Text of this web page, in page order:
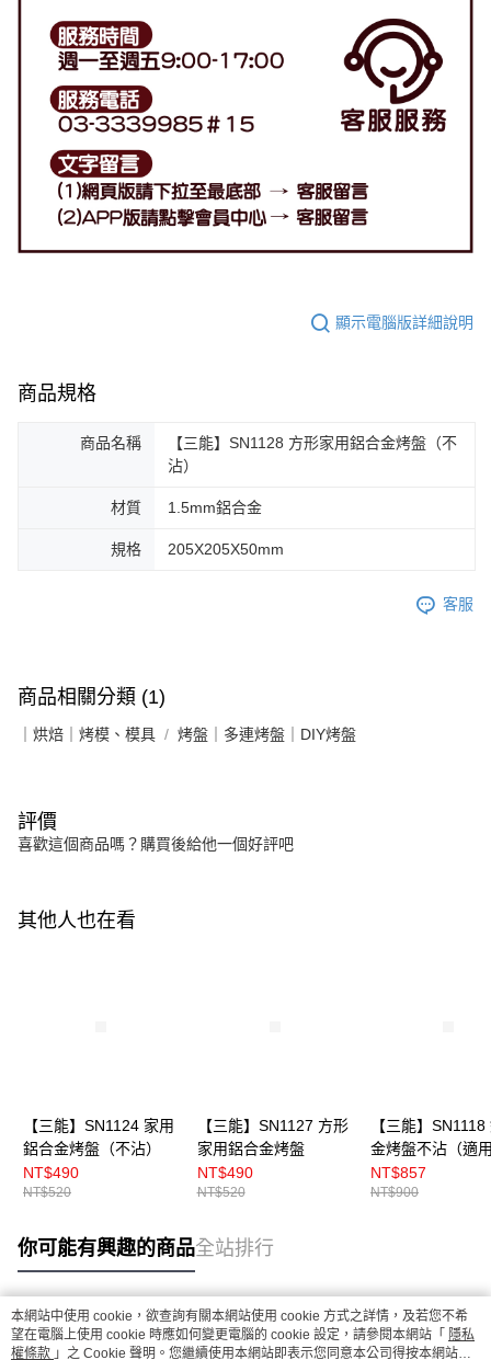
顯示電腦版詳細說明
商品規格
商品名稱
【三能】SN1128 方形家用鋁合金烤盤（不
沾）
材質 1.5mm鋁合金
規格 205X205X50mm
客服
商品相關分類 (1)
｜烘焙｜烤模、模具 烤盤｜多連烤盤｜DIY烤盤
評價
喜歡這個商品嗎？購買後給他一個好評吧
其他人也在看
【三能】SN1124 家用
鋁合金烤盤（不沾）
NT$490
NT$520
【三能】SN1127 方形
家用鋁合金烤盤
NT$490
NT$520
【三能】
金烤盤不沾（適
DR.GOOD烤箱）
NT$857
NT$900
你可能有興趣的商品全站排行
熱門標籤
本網站中使用 cookie，欲查詢有關本網站使用 cookie 方式之詳情，及若您不希
望在電腦上使用 cookie 時應如何變更電腦的 cookie 設定，請參閱本網站「 隱私
權條款 」之 Cookie 聲明。您繼續使用本網站即表示您同意本公司得按本網站使